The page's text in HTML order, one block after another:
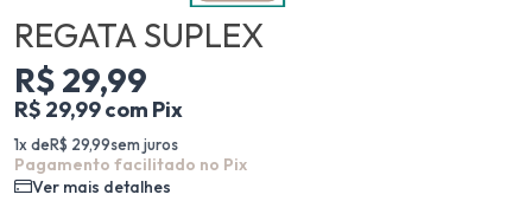
REGATA SUPLEX
R$ 29,99
R$ 29,99 com Pix
1x deR$ 29,99sem juros
Pagamento facilitado no Pix
Ver mais detalhes